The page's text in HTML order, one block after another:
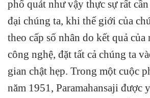
phổ quát như vậy thực sự rất
đại chúng ta, khi thế giới của
theo cấp số nhân do kết quả
công nghệ, đặt tất cả chúng ta
gian chật hẹp. Trong một cuộc
năm 1951, Paramahansaji được